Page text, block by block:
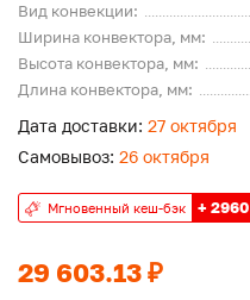
Вид конвекции:
Ширина конвектора, мм:
Высота конвектора, мм:
Длина конвектора, мм:
29 603.13 ₽
Дата доставки: 27 октября
Самовывоз: 26 октября
Мгновенный кеш-бэк + 2960